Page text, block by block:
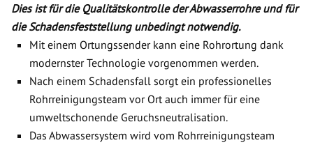
Dies ist für die Qualitätskontrolle der Abwasserrohre und für
die Schadensfeststellung unbedingt notwendig.
Mit einem Ortungssender kann eine Rohrortung dank
modernster Technologie vorgenommen werden.
Nach einem Schadensfall sorgt ein professionelles
Rohrreinigungsteam vor Ort auch immer für eine
umweltschonende Geruchsneutralisation.
Das Abwassersystem wird vom Rohrreinigungsteam